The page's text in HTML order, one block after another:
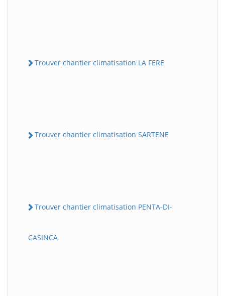
Trouver chantier climatisation LA FERE
Trouver chantier climatisation SARTENE
Trouver chantier climatisation PENTA-DI-
CASINCA